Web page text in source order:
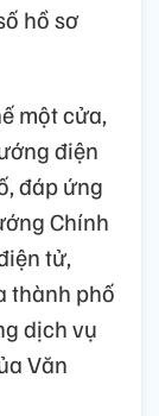
hồ sơ
một cửa,
điện
đáp ứng
Chính
tử,
thành phố
dịch vụ
Văn